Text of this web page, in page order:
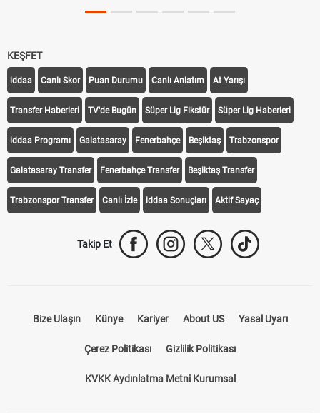
KEŞFET
iddaa Canlı Skor Puan Durumu Canlı Anlatım At Yarışı
Transfer Haberleri TV'de Bugün Süper Lig Fikstür Süper Lig Haberleri
iddaa Programı Galatasaray Fenerbahçe Beşiktaş Trabzonspor
Galatasaray Transfer Fenerbahçe Transfer Beşiktaş Transfer
Trabzonspor Transfer Canlı İzle iddaa Sonuçları Aktif Sayaç
Takip Et
Bize Ulaşın Künye Kariyer About US Yasal Uyarı
Çerez Politikası Gizlilik Politikası
KVKK Aydınlatma Metni Kurumsal